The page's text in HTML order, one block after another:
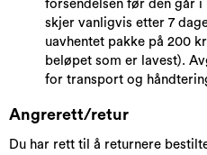
forsendelsen før den går
skjer vanligvis etter 7
uavhentet pakke på 200
beløpet som er lavest).
for transport og
Angrerett/retur
Du har rett til å returnere